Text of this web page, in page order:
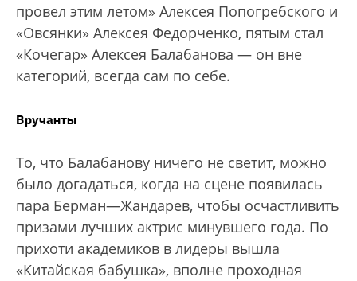
провел этим летом» Алексея Попогребского и
«Овсянки» Алексея Федорченко, пятым стал
«Кочегар» Алексея Балабанова — он вне
категорий, всегда сам по себе.
Вручанты
То, что Балабанову ничего не светит, можно
было догадаться, когда на сцене появилась
пара Берман—Жандарев, чтобы осчастливить
призами лучших актрис минувшего года. По
прихоти академиков в лидеры вышла
«Китайская бабушка», вполне проходная